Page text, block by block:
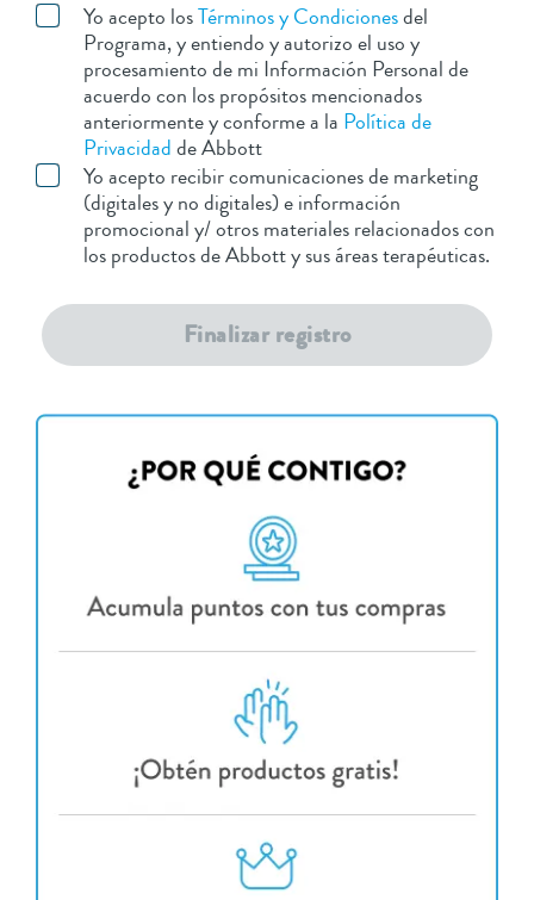
Yo acepto losTérminos y Condicionesdel
Programa, y entiendo y autorizo el uso y
procesamiento de mi Información Personal de
acuerdo con los propósitos mencionados
anteriormente y conforme a la Política de
Privacidadde Abbott
Yo acepto recibir comunicaciones de marketing
(digitales y no digitales) e información
promocional y/ otros materiales relacionados con
los productos de Abbott y sus áreas terapéuticas.
Finalizar registro